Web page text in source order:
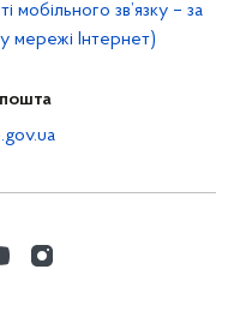
мобільного зв’язку – за
мережі Інтернет)